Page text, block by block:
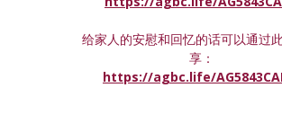
给家人的安慰和回忆的话可以通过
享：
https://agbc.life/